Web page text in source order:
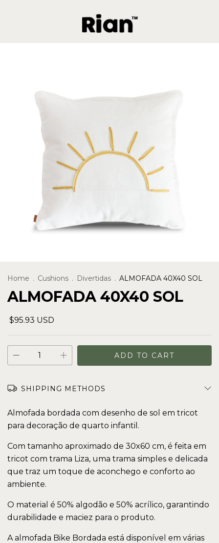
Home . Cushions . Divertidas . ALMOFADA 40X40 SOL
ALMOFADA 40X40 SOL
$95.93 USD
SHIPPING METHODS
Almofada bordada com desenho de sol em tricot
para decoração de quarto infantil.
Com tamanho aproximado de 30x60 cm, é feita em
tricot com trama Liza, uma trama simples e delicada
que traz um toque de aconchego e conforto ao
ambiente.
O material é 50% algodão e 50% acrílico, garantindo
durabilidade e maciez para o produto.
A almofada Bike Bordada está disponível em várias